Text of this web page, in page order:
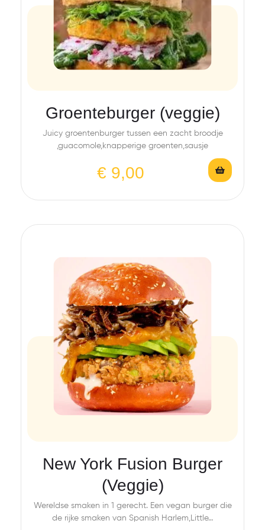
Groenteburger (veggie)
Juicy groentenburger tussen een zacht broodje
,guacomole,knapperige groenten,sausje
€ 9,00
New York Fusion Burger
(Veggie)
Wereldse smaken in 1 gerecht. Een vegan burger die
de rijke smaken van Spanish Harlem,Little…